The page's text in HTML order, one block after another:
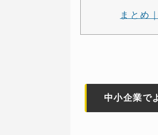
まとめ
中小企業で